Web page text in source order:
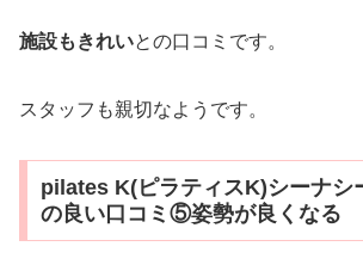
施設もきれいとの口コミです。
スタッフも親切なようです。
pilates K(ピラティスK)シーナシ
の良い口コミ⑤姿勢が良くなる